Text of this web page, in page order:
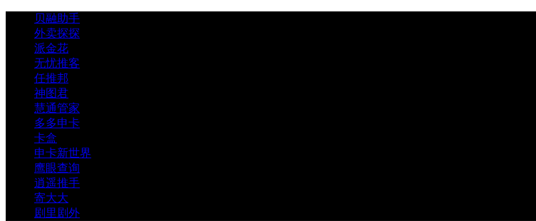
贝融助手
外卖探探
派金花
无忧推客
任推邦
神图君
慧通管家
多多申卡
卡盒
申卡新世界
鹰眼查询
逍遥推手
寄大大
剧里剧外